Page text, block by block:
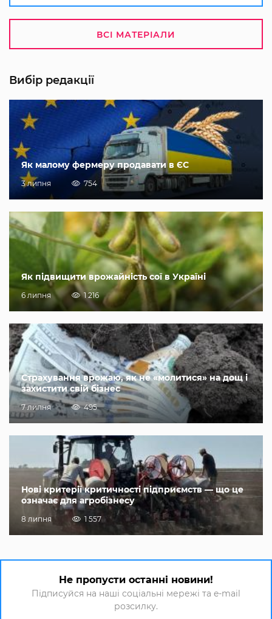
ВСІ МАТЕРІАЛИ
Вибір редакції
Як малому фермеру продавати в ЄС
3 липня 754
Як підвищити врожайність сої в Україні
6 липня 1 216
Страхування врожаю, як не «молитися» на дощ і
захистити свій бізнес
7 липня 495
Нові критерії критичності підприємств — що це
означає для агробізнесу
8 липня 1 557
Не пропусти останні новини!
Підписуйся на наші соціальні мережі та e-mail
розсилку.